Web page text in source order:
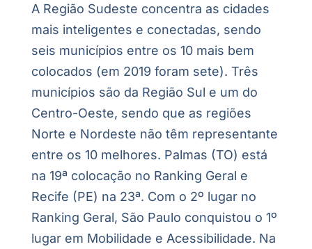
A Região Sudeste concentra as cidades
mais inteligentes e conectadas, sendo
seis municípios entre os 10 mais bem
colocados (em 2019 foram sete). Três
municípios são da Região Sul e um do
Centro-Oeste, sendo que as regiões
Norte e Nordeste não têm representante
entre os 10 melhores. Palmas (TO) está
na 19ª colocação no Ranking Geral e
Recife (PE) na 23ª. Com o 2º lugar no
Ranking Geral, São Paulo conquistou o 1º
lugar em Mobilidade e Acessibilidade. Na